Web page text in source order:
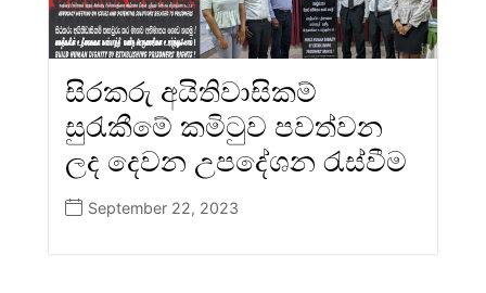
සිරකරු අයිතිවාසිකම්
සුරැකීමේ කමිටුව පවත්වන
ලද දෙවන උපදේශන රැස්වීම
September 22, 2023